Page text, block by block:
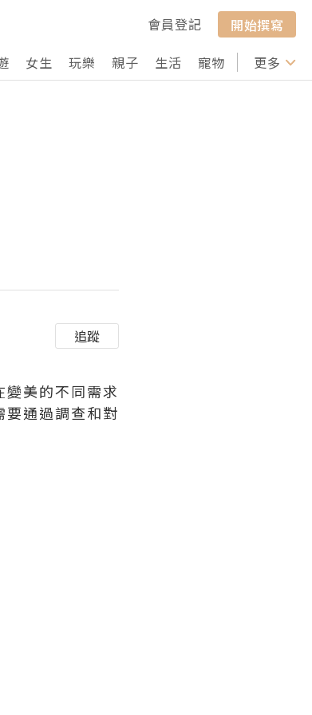
會員登記
開始撰寫
女生 玩樂 親子 生活 寵物 行山 打卡
更多
追蹤
美的不同需求
要通過調查和對